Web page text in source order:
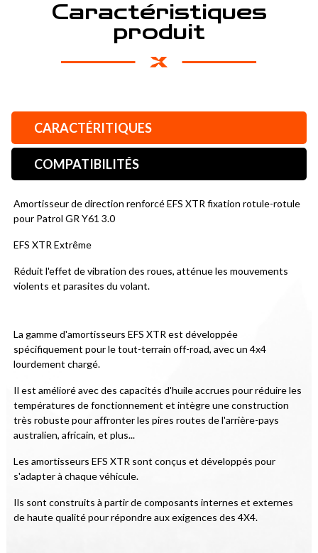
Caractéristiques
produit
CARACTÉRITIQUES
COMPATIBILITÉS
Amortisseur de direction renforcé EFS XTR fixation rotule-rotule
pour Patrol GR Y61 3.0
EFS XTR Extrême
Réduit l'effet de vibration des roues, atténue les mouvements
violents et parasites du volant.
La gamme d'amortisseurs EFS XTR est développée
spécifiquement pour le tout-terrain off-road, avec un 4x4
lourdement chargé.
Il est amélioré avec des capacités d'huile accrues pour réduire les
températures de fonctionnement et intègre une construction
très robuste pour affronter les pires routes de l'arrière-pays
australien, africain, et plus...
Les amortisseurs EFS XTR sont conçus et développés pour
s'adapter à chaque véhicule.
Ils sont construits à partir de composants internes et externes
de haute qualité pour répondre aux exigences des 4X4.